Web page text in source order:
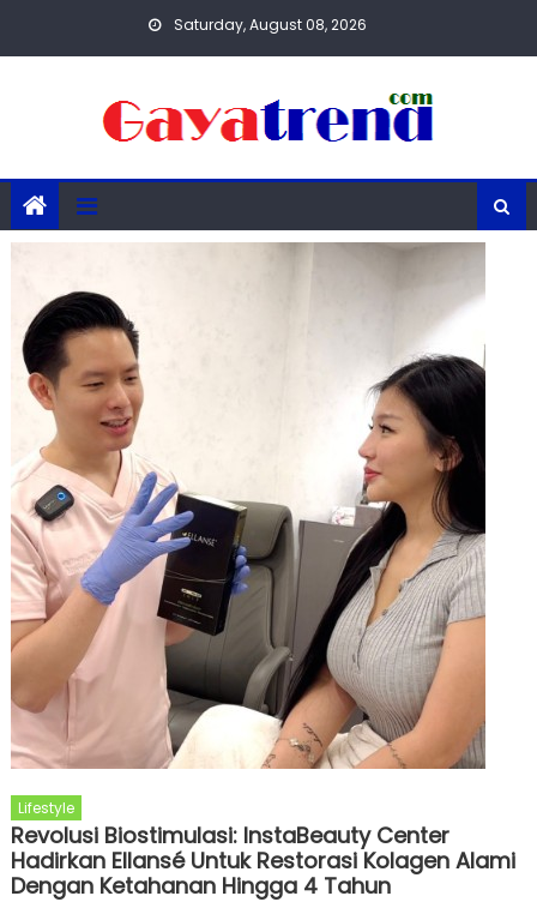
Saturday, August 08, 2026
Lifestyle
Revolusi Biostimulasi: InstaBeauty Center
Hadirkan Ellansé Untuk Restorasi Kolagen Alami
Dengan Ketahanan Hingga 4 Tahun